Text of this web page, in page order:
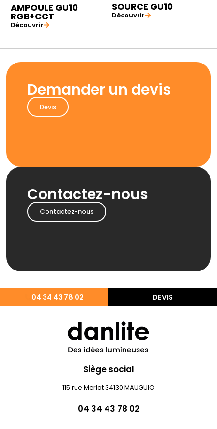
AMPOULE GU10
RGB+CCT
Découvrir
SOURCE GU10
Découvrir
Demander un devis
Devis
Contactez-nous
Contactez-nous
04 34 43 78 02 DEVIS
Siège social
115 rue Merlot 34130 MAUGUIO
04 34 43 78 02